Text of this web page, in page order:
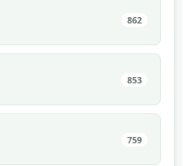
862
853
759